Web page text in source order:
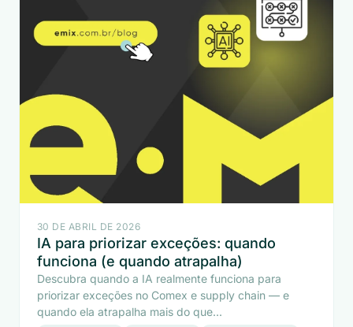
30 DE ABRIL DE 2026
IA para priorizar exceções: quando
funciona (e quando atrapalha)
Descubra quando a IA realmente funciona para
priorizar exceções no Comex e supply chain — e
quando ela atrapalha mais do que...